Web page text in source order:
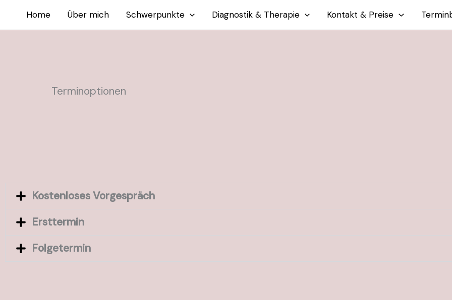
Inhalt
Home Über mich Schwerpunkte Diagnostik & Therapie Kontakt & Preise
Terminoptionen
Kostenloses Vorgespräch
Ersttermin
Folgetermin